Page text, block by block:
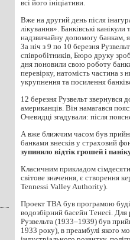
всі його ініціативи.
Вже на другий день після
лікування». Банківські
надзвичайну допомогу банкам,
За ніч з 9 по 10 березня
співробітників, Бюро друку
дня поновили свою роботу
перевірку, натомість частина з
укрупнення та посилення
12 березня Рузвельт звернувся
американців. Він намагався
Очевидці згадували: після
А вже ближчим часом був
банками внесків у страховий
зупинило відтік грошей і
Класичним прикладом
світове значення, є створення
Tennessi Vallеy Authority).
Проект ТВА був програмою
водозбірний басейн Тенесі.
Рузвельта (1933–1939) був
1933 року), в преамбулі якого